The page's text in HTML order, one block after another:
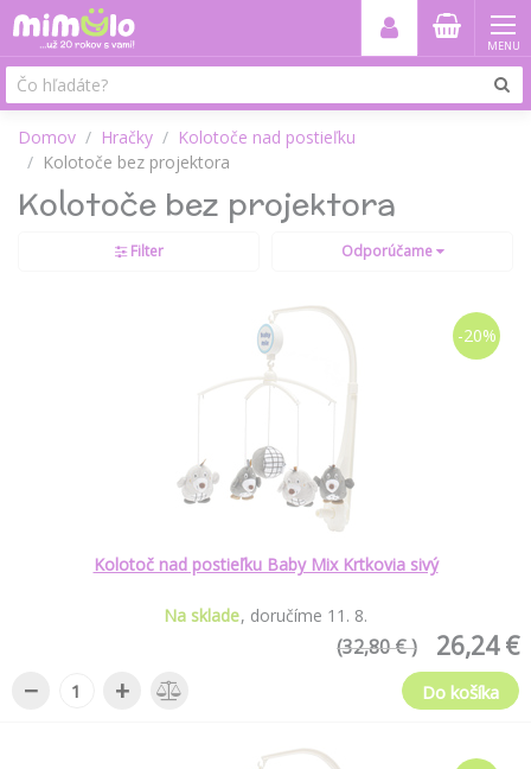
MENU
Domov Hračky
Kolotoče nad postieľku
Kolotoče bez projektora
Kolotoče bez projektora
Filter Odporúčame
-20%
Kolotoč nad postieľku Baby Mix Krtkovia sivý
Na sklade doručíme 11 . 8.
26,24 €
(32,80 € )
− + Do košíka